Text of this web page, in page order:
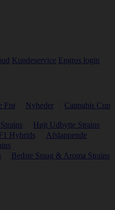
Kundeservice Engros login
Frø Nyheder
Cannabis Cup
Højt Udbytte Strains
Hybrids
Afslappende
Bedste Smag & Aroma Strains